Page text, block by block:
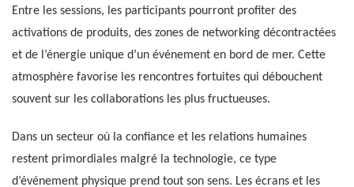
Entre les sessions, les participants pourront profiter des
activations de produits, des zones de networking décontractées
et de l’énergie unique d’un événement en bord de mer. Cette
atmosphère favorise les rencontres fortuites qui débouchent
souvent sur les collaborations les plus fructueuses.
Dans un secteur où la confiance et les relations humaines
restent primordiales malgré la technologie, ce type
d’événement physique prend tout son sens. Les écrans et les